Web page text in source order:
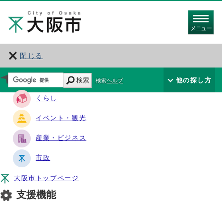
メニュー
閉じる
サイト・ナビ
くらし
イベント・観光
産業・ビジネス
市政
大阪市トップページ
支援機能
検索 検索ヘルプ 他の探し方